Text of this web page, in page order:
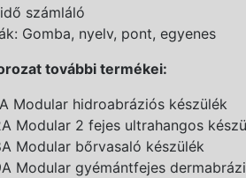
számláló
Gomba, nyelv, pont, egyenes
további termékei:
Modular hidroabráziós készülék
Modular 2 fejes ultrahangos
Modular bőrvasaló készülék
Modular gyémántfejes